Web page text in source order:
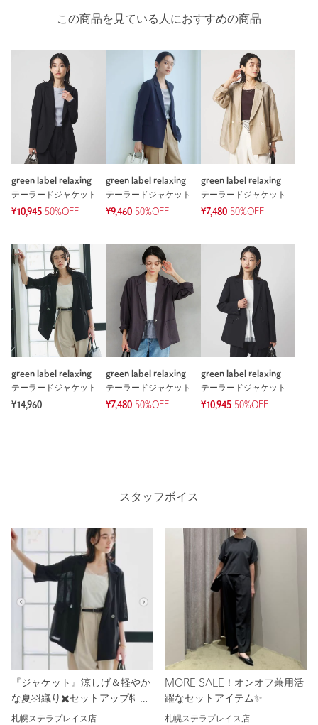
この商品を見ている人におすすめの商品
green label relaxing
テーラードジャケット
¥10,945 50%OFF
green label relaxing
テーラードジャケット
¥9,460 50%OFF
green label relaxing
テーラードジャケット
¥7,480 50%OFF
green label relaxing
テーラードジャケット
¥14,960
green label relaxing
テーラードジャケット
¥7,480 50%OFF
green label relaxing
テーラードジャケット
¥10,945 50%OFF
スタッフボイス
『ジャケット』涼しげ＆軽やか
な夏羽織り✖️セットアップ特集
札幌ステラプレイス店
MORE SALE！オンオフ兼用活
躍なセットアイテム✨
札幌ステラプレイス店